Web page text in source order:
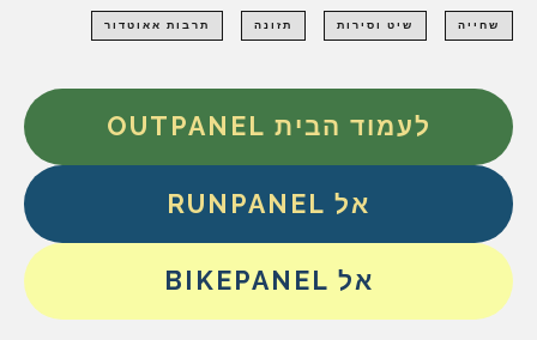
שחייה שיט וסירות תזונה תרבות אאוטדור
לעמוד הבית OUTPANEL
אל RUNPANEL
אל BIKEPANEL